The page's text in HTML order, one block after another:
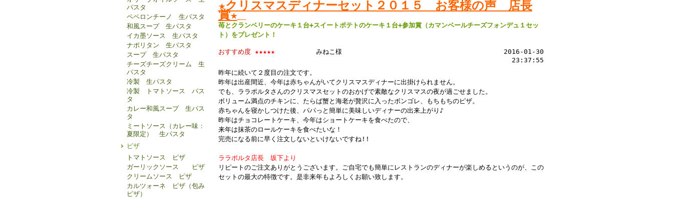
パスタ
ペペロンチーノ 生パスタ
和風スープ 生パスタ
イカ墨ソース 生パスタ
ナポリタン 生パスタ
スープ 生パスタ
チーズチーズクリーム 生
パスタ
冷製 生パスタ
冷製 トマトソース パス
タ
カレー和風スープ 生パス
タ
ミートソース（カレー味：
夏限定） 生パスタ
ピザ
トマトソース ピザ
ガーリックソース ピザ
クリームソース ピザ
カルツォーネ ピザ（包み
ピザ）
★クリスマスディナーセット２０１５ お客様の声 店長
賞★
苺とクランベリーのケーキ１台+スイートポテトのケーキ１台+参加賞（カマンベールチーズフォンデュ１セッ
ト）をプレゼント！
おすすめ度 ★★★★★ みねこ様
2016-01-30
23:37:55
昨年に続いて２度目の注文です。
昨年は出産間近、今年は赤ちゃんがいてクリスマスディナーに出掛けられません。
でも、ララポルタさんのクリスマスセットのおかげで素敵なクリスマスの夜が過ごせました。
ボリューム満点のチキンに、たらば蟹と海老が贅沢に入ったボンゴレ、もちもちのピザ。
赤ちゃんを寝かしつけた後、パパっと簡単に美味しいディナーの出来上がり♪
昨年はチョコレートケーキ、今年はショートケーキを食べたので、
来年は抹茶のロールケーキを食べたいな！
完売になる前に早く注文しないといけないですね!!
ララポルタ店長 坂下より
リピートのご注文ありがとうございます。ご自宅でも簡単にレストランのディナーが楽しめるというのが、この
セットの最大の特徴です。是非来年もよろしくお願い致します。